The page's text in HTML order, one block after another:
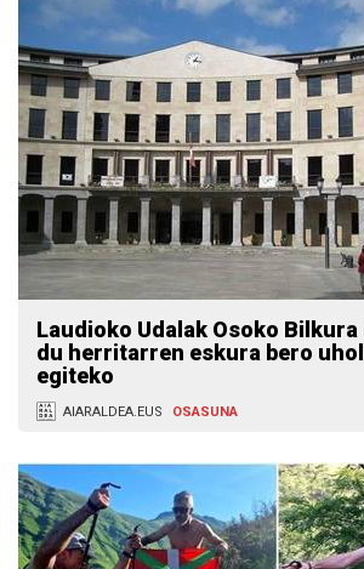
Laudioko Udalak Osoko
du herritarren eskura bero
egiteko
AIARALDEA.EUS OSASUNA